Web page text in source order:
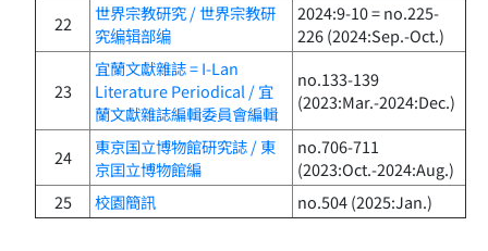
22
世界宗教研究 / 世界宗教研
究编辑部编
2024:9-10 = no.225-
226 (2024:Sep.-Oct.)
23
宜蘭文獻雜誌 = I-Lan
Literature Periodical / 宜
蘭文獻雜誌編輯委員會編輯
no.133-139
(2023:Mar.-2024:Dec.)
24
東京国立博物館研究誌 / 東
京囯立博物館編
no.706-711
(2023:Oct.-2024:Aug.)
25
校園簡訊 no.504 (2025:Jan.)